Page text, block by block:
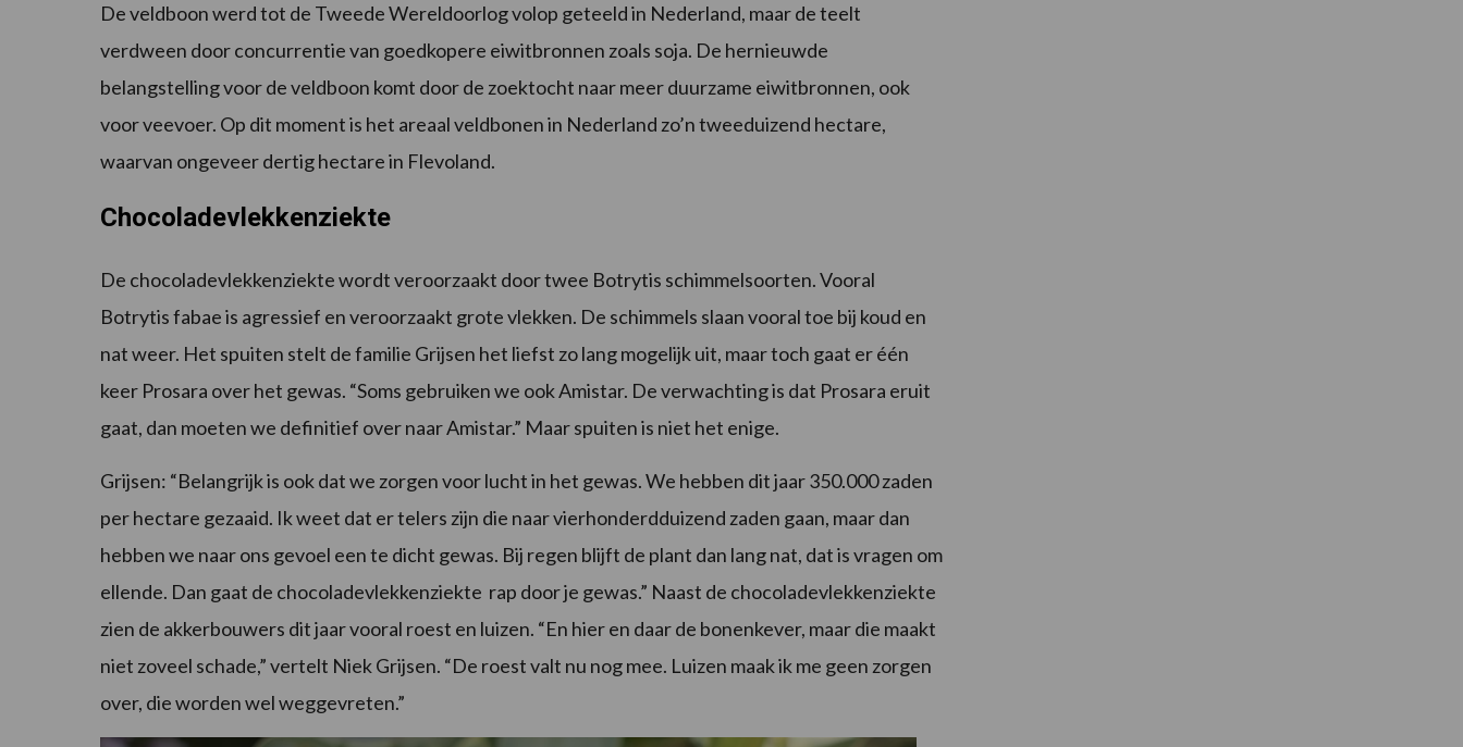
De veldboon werd tot de Tweede Wereldoorlog volop geteeld in Nederland, maar de teelt
verdween door concurrentie van goedkopere eiwitbronnen zoals soja. De hernieuwde
belangstelling voor de veldboon komt door de zoektocht naar meer duurzame eiwitbronnen, ook
voor veevoer. Op dit moment is het areaal veldbonen in Nederland zo’n tweeduizend hectare,
waarvan ongeveer dertig hectare in Flevoland.
Chocoladevlekkenziekte
De chocoladevlekkenziekte wordt veroorzaakt door twee Botrytis schimmelsoorten. Vooral
Botrytis fabae is agressief en veroorzaakt grote vlekken. De schimmels slaan vooral toe bij koud en
nat weer. Het spuiten stelt de familie Grijsen het liefst zo lang mogelijk uit, maar toch gaat er één
keer Prosara over het gewas. “Soms gebruiken we ook Amistar. De verwachting is dat Prosara eruit
gaat, dan moeten we definitief over naar Amistar.” Maar spuiten is niet het enige.
Grijsen: “Belangrijk is ook dat we zorgen voor lucht in het gewas. We hebben dit jaar 350.000 zaden
per hectare gezaaid. Ik weet dat er telers zijn die naar vierhonderdduizend zaden gaan, maar dan
hebben we naar ons gevoel een te dicht gewas. Bij regen blijft de plant dan lang nat, dat is vragen om
ellende. Dan gaat de chocoladevlekkenziekte rap door je gewas.” Naast de chocoladevlekkenziekte
zien de akkerbouwers dit jaar vooral roest en luizen. “En hier en daar de bonenkever, maar die maakt
niet zoveel schade,” vertelt Niek Grijsen. “De roest valt nu nog mee. Luizen maak ik me geen zorgen
over, die worden wel weggevreten.”